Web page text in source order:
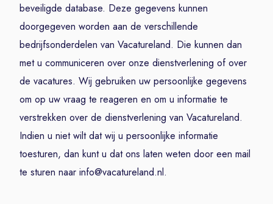
beveiligde database. Deze gegevens kunnen
doorgegeven worden aan de verschillende
bedrijfsonderdelen van Vacatureland. Die kunnen dan
met u communiceren over onze dienstverlening of over
de vacatures. Wij gebruiken uw persoonlijke gegevens
om op uw vraag te reageren en om u informatie te
verstrekken over de dienstverlening van Vacatureland.
Indien u niet wilt dat wij u persoonlijke informatie
toesturen, dan kunt u dat ons laten weten door een mail
te sturen naar info@vacatureland.nl.